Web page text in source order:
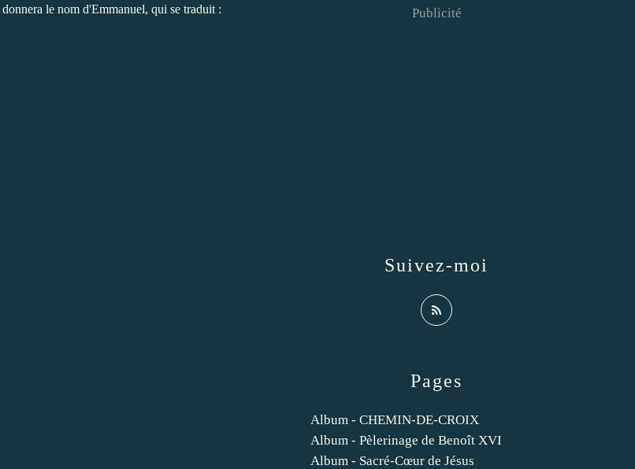
le nom d'Emmanuel, qui se traduit :
Pages
Album - CHEMIN-DE-CROIX
Album - Pèlerinage de Benoît XVI
Album - Sacré-Cœur de Jésus
Suivez-moi
Publicité